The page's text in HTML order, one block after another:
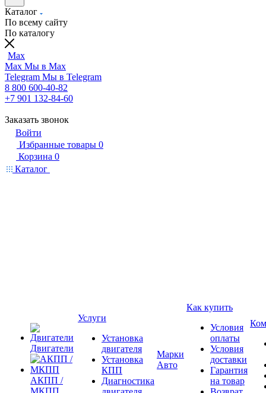
Каталог
По всему сайту
По каталогу
Max
Max Мы в Max
Telegram Мы в Telegram
8 800 600-40-82
+7 901 132-84-60
Заказать звонок
Войти
Избранные товары 0
Корзина 0
Каталог
Двигатели
АКПП /
МКПП
Услуги
Установка
двигателя
Установка
КПП
Диагностика
Марки
Авто
Как купить
Условия
оплаты
Условия
доставки
Гарантия
на товар